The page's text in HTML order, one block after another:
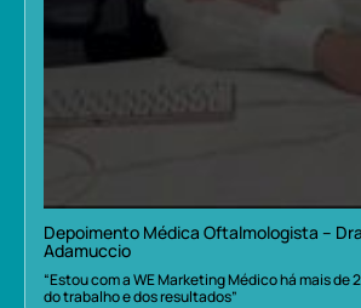
Depoimento Médica Oftalmologista –
Adamuccio
“Estou com a WE Marketing Médico há mais de
do trabalho e dos resultados”